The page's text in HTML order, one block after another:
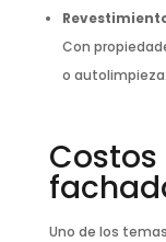
Con
o autolimpieza.
Uno de los